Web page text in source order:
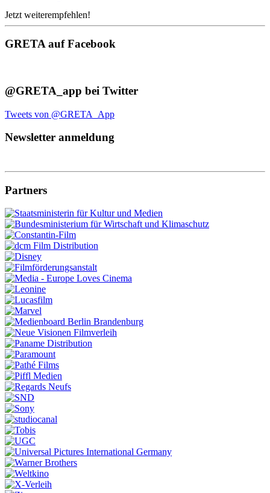
Jetzt weiterempfehlen!
GRETA auf Facebook
@GRETA_app bei Twitter
Tweets von @GRETA_App
Newsletter anmeldung
Partners